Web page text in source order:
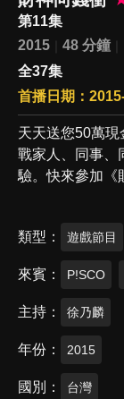
第11集
2015
48 分鐘
全37集
首播日期：
天天送您50萬
戰家人、同事、
驗。快來參加《
類型 遊戲節目
來賓 P!SCO
主持 徐乃麟
年份 2015
國別 台灣